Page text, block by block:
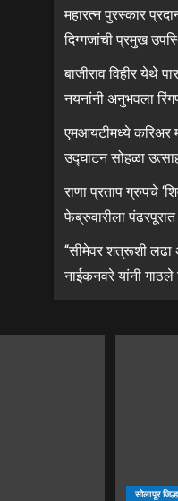
महारत्न पुरस्कार
दिग्गजांची प्रमुख
बाजीराव विहीर येथे
नयनांनी अनुभवला
एमआयटीमध्ये करिअर
उद्घाटन सोहळा
राणा प्रताप ग्रुपचे
फेब्रुवारीला
“सीमेवर शत्रूशी लढा
नाईकनवरे यांनी
सोलापूर